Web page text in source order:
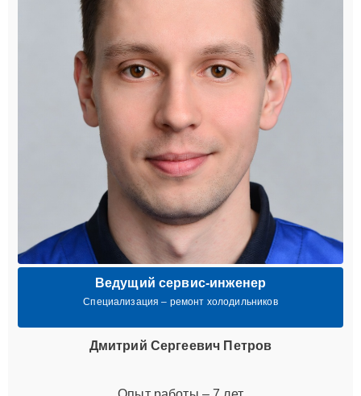
Ведущий сервис-инженер
Специализация – ремонт холодильников
Дмитрий Сергеевич Петров